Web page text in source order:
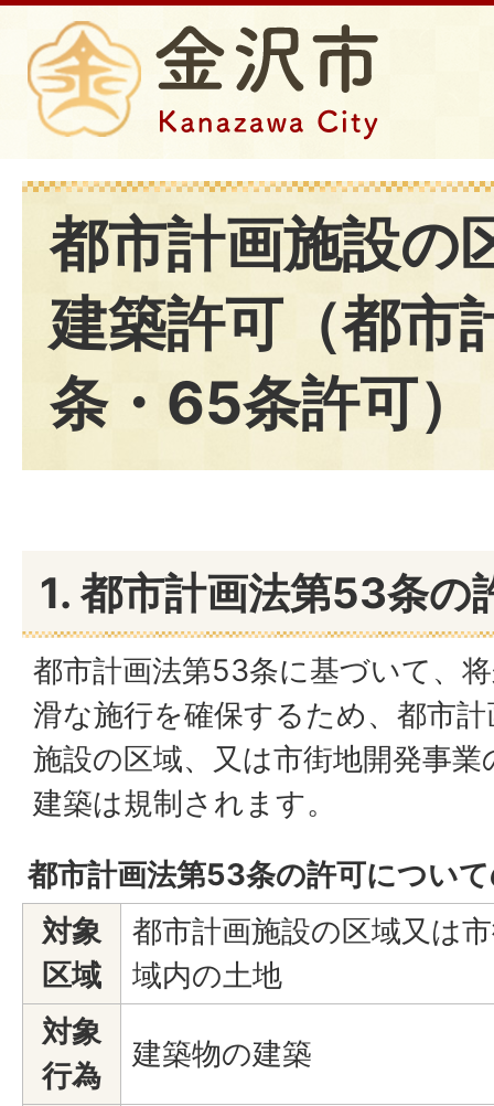
都市計画施設の
建築許可（都市
条・65条許可）
1. 都市計画法第53条の
都市計画法第53条に基づいて、
滑な施行を確保するため、都市
施設の区域、又は市街地開発事
建築は規制されます。
都市計画法第53条の許可につい
対象
区域
都市計画施設の区域又は
域内の土地
対象
行為
建築物の建築